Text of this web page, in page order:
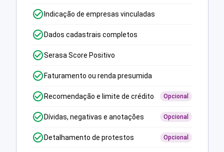
Indicação de empresas vinculadas
Dados cadastrais completos
Serasa Score Positivo
Faturamento ou renda presumida
Recomendação e limite de crédito Opcional
Dívidas, negativas e anotações Opcional
Detalhamento de protestos Opcional